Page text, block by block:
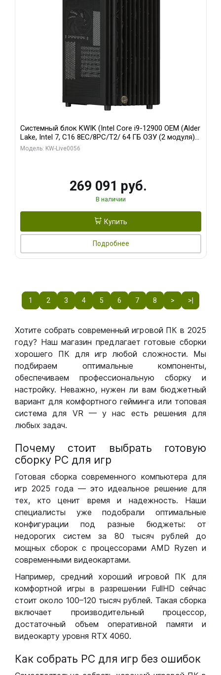
Системный блок KWIK (Intel Core i9-12900 OEM (Alder
Lake, Intel 7, C16 8EC/8PC/T2/ 64 ГБ ОЗУ (2 модуля)/
Palit RTX5080 INFINITY 3 OC 16GB GDDR7 256bit 3xDP
Модель: KW-Live0056
269 091 руб.
В наличии
Купить
Подробнее
1 2 3 4 5 6 7 8 > >|
Хотите собрать современный игровой ПК в 2025
году? Наш магазин предлагает готовые сборки
хорошего ПК для игр любой сложности. Мы
подбираем оптимальные компоненты,
обеспечиваем профессиональную сборку и
настройку. Неважно, нужен ли вам бюджетный
вариант для комфортного гейминга или топовая
система для VR — у нас есть решения для
любых задач.
Почему стоит выбрать готовую
сборку РС для игр
Готовая сборка современного компьютера для
игр 2025 года — это идеальное решение для
тех, кто ценит время и надежность. Наши
специалисты уже подобрали оптимальные
конфигурации под разные бюджеты: от
недорогих систем за 80 тысяч рублей до
мощных сборок с процессорами AMD Ryzen и
современными видеокартами.
Например, средний хороший игровой ПК для
комфортной игры в разрешении FullHD сейчас
стоит около 100–120 тысяч рублей. Такая сборка
включает производительный процессор,
достаточный объем оперативной памяти и
видеокарту уровня RTX 4060.
Как собрать РС для игр без ошибок